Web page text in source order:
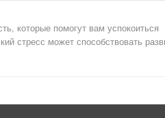
которые помогут вам успокоиться
стресс может способствовать